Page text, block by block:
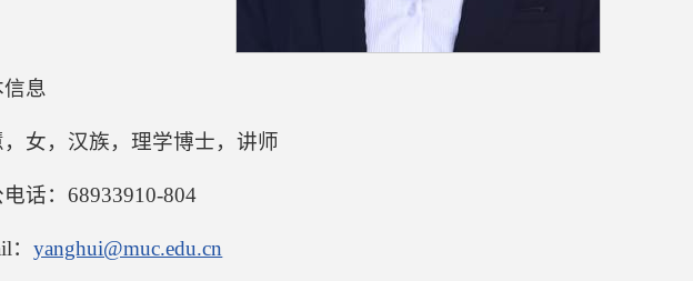
息
，女，汉族，理学博士，讲师
话：68933910-804
：yanghui@muc.edu.cn